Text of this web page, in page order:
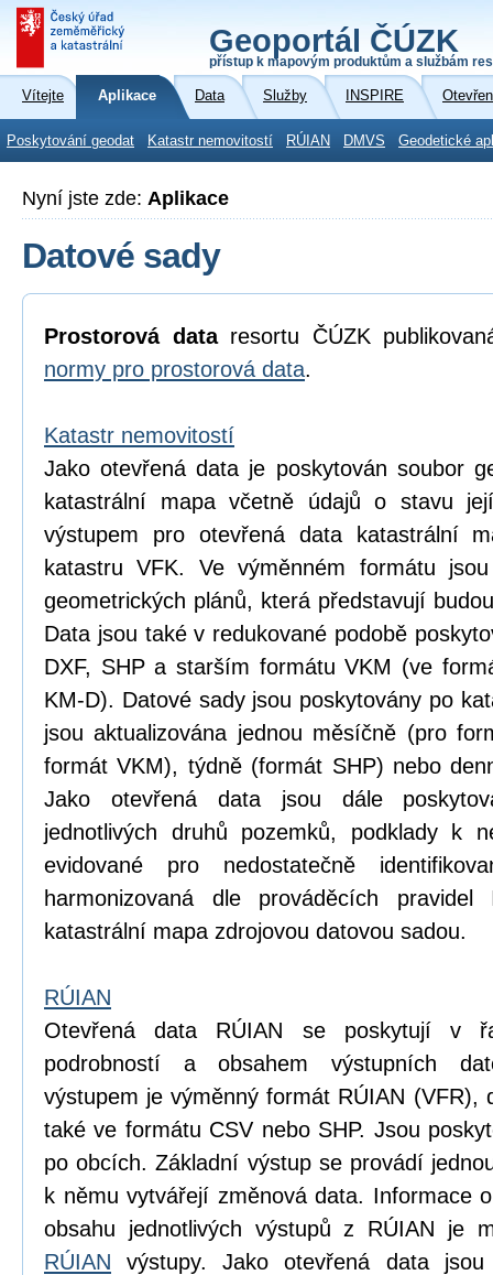
Geoportál ČÚZK
přístup k mapovým produktům a službám
Vítejte Aplikace Data Služby INSPIRE
Poskytování geodat Katastr nemovitostí RÚIAN DMVS Geodetické
Nyní jste zde: Aplikace
Datové sady
Prostorová data resortu ČÚZK
normy pro prostorová data.
Katastr nemovitostí
Jako otevřená data je poskytován soubor
katastrální mapa včetně údajů o stavu
výstupem pro otevřená data katastrální
katastru VFK. Ve výměnném formátu
geometrických plánů, která představují
Data jsou také v redukované podobě
DXF, SHP a starším formátu VKM (ve
KM-D). Datové sady jsou poskytovány po
jsou aktualizována jednou měsíčně (pro
formát VKM), týdně (formát SHP) nebo
Jako otevřená data jsou dále
jednotlivých druhů pozemků, podklady k
evidované pro nedostatečně
harmonizovaná dle prováděcích
katastrální mapa zdrojovou datovou sadou.
RÚIAN
Otevřená data RÚIAN se poskytují v
podrobností a obsahem výstupních
výstupem je výměnný formát RÚIAN (VFR),
také ve formátu CSV nebo SHP. Jsou
po obcích. Základní výstup se provádí
k němu vytvářejí změnová data. Informace
obsahu jednotlivých výstupů z RÚIAN je
RÚIAN výstupy. Jako otevřená data